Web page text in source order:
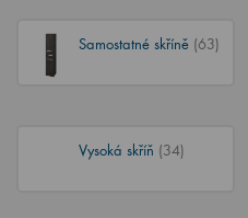
Samostatné skříně (63)
Vysoká skříň (34)